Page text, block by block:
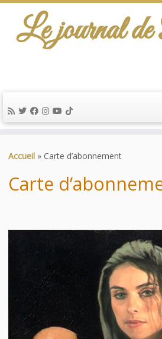
au
Le journal de
Accueil » Carte d’abonnement
Carte